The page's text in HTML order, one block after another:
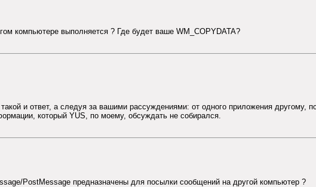
компьютере выполняется ? Где будет ваше WM_COPYDATA?
и ответ, а следуя за вашими рассуждениями: от одного приложения
который YUS, по моему, обсуждать не собирался.
PostMessage предназначены для посылки сообщений на другой компьютер ?